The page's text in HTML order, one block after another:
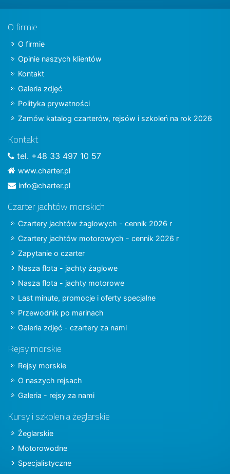
O firmie
O firmie
Opinie naszych klientów
Kontakt
Galeria zdjęć
Polityka prywatności
Zamów katalog czarterów, rejsów i szkoleń na rok 2026
Kontakt
tel. +48 33 497 10 57
www.charter.pl
info@charter.pl
Czarter jachtów morskich
Czartery jachtów żaglowych - cennik 2026 r
Czartery jachtów motorowych - cennik 2026 r
Zapytanie o czarter
Nasza flota - jachty żaglowe
Nasza flota - jachty motorowe
Last minute, promocje i oferty specjalne
Przewodnik po marinach
Galeria zdjęć - czartery za nami
Rejsy morskie
Rejsy morskie
O naszych rejsach
Galeria - rejsy za nami
Kursy i szkolenia żeglarskie
Żeglarskie
Motorowodne
Specjalistyczne